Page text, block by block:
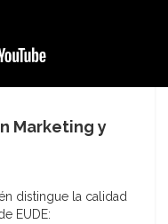
Marketing y
distingue la calidad
EUDE: